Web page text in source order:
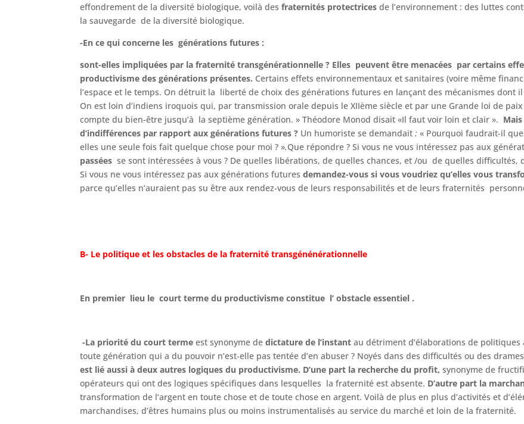
effondrement de la diversité biologique, voilà desfraternités protectrices de l’environnement : des luttes
la sauvegarde de la diversité biologique.
-En ce qui concerne les générations futures :
sont-elles impliquées par la fraternité transgénérationnelle ? Elles peuvent être menacées par certains
productivisme des générations présentes. Certains effets environnementaux et sanitaires (voire même
l’espace et le temps. On détruit la liberté de choix des générations futures en lançant des mécanismes dont
On est loin d’indiens iroquois qui, par transmission orale depuis le XIIème siècle et par une Grande loi de
compte du bien-être jusqu’à la septième génération. » Théodore Monod disait «Il faut voir loin et clair ».
d’indifférences par rapport aux générations futures ? Un humoriste se demandait :« Pourquoi faudrait-il
elles une seule fois fait quelque chose pour moi ? ».Que répondre ? Si vous ne vous intéressez pas aux
passées se sont intéressées à vous ? De quelles libérations, de quelles chances, et /ou de quelles
Si vous ne vous intéressez pas aux générations futuresdemandez-vous si vous voudriez qu’elles vous
parce qu’elles n’auraient pas su être aux rendez-vous de leurs responsabilités et de leurs fraternités
B- Le politique et les obstacles de la fraternité transgénénérationnelle
En premier lieu le court terme du productivisme constitue l’ obstacle essentiel .
-La priorité du court terme est synonyme dedictature de l’instant au détriment d’élaborations de
toute génération qui a du pouvoir n’est-elle pas tentée d’en abuser ? Noyés dans des difficultés ou des
est lié aussi à deux autres logiques du productivisme. D’une part la recherche du profit, synonyme de
opérateurs qui ont des logiques spécifiques dans lesquelles la fraternité est absente. D’autre part la
transformation de l’argent en toute chose et de toute chose en argent. Voilà de plus en plus d’activités et
marchandises, d’êtres humains plus ou moins instrumentalisés au service du marché et loin de la fraternité.